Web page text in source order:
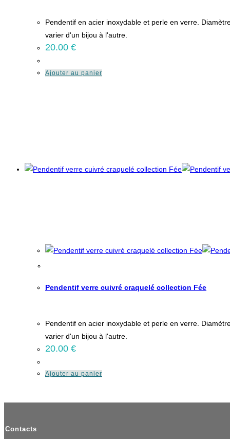
Pendentif en acier inoxydable et perle en verre.
varier d'un bijou à l'autre.
20.00 €
Ajouter au panier
Pendentif verre cuivré craquelé collection Fée
Pendentif en acier inoxydable et perle en verre.
varier d'un bijou à l'autre.
20.00 €
Ajouter au panier
Contacts